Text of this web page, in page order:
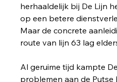
herhaaldelijk bij De Lijn
op een betere
Maar de concrete
route van lijn 63 lag
Al geruime tijd kampte
problemen aan de Putse